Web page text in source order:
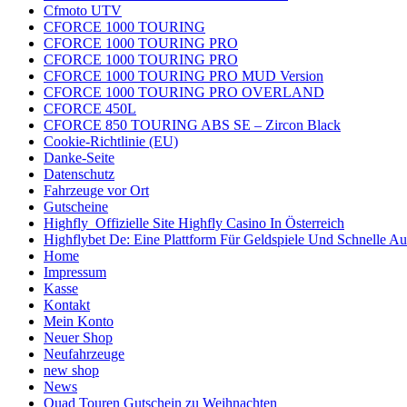
Cfmoto UTV
CFORCE 1000 TOURING
CFORCE 1000 TOURING PRO
CFORCE 1000 TOURING PRO
CFORCE 1000 TOURING PRO MUD Version
CFORCE 1000 TOURING PRO OVERLAND
CFORCE 450L
CFORCE 850 TOURING ABS SE – Zircon Black
Cookie-Richtlinie (EU)
Danke-Seite
Datenschutz
Fahrzeuge vor Ort
Gutscheine
Highfly ️ Offizielle Site Highfly Casino In Österreich
Highflybet De: Eine Plattform Für Geldspiele Und Schnelle
Home
Impressum
Kasse
Kontakt
Mein Konto
Neuer Shop
Neufahrzeuge
new shop
News
Quad Touren Gutschein zu Weihnachten